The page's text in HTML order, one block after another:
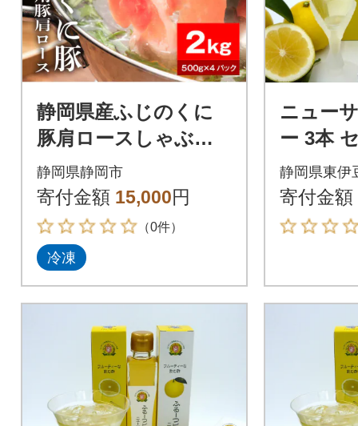
静岡県産ふじのくに
豚肩ロースしゃぶし
ゃぶ用2kg(500g×4パ
ック)
静岡県静岡市
寄付金額 15,000円
（0件）
冷凍
ニュー
ー 3本
収穫体
り 静岡
静岡県東伊
寄付金額